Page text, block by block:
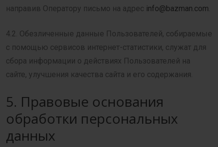
направив Оператору письмо на адрес info@bazman.com.
4.2. Обезличенные данные Пользователей, собираемые
с помощью сервисов интернет-статистики, служат для
сбора информации о действиях Пользователей на
сайте, улучшения качества сайта и его содержания.
5. Правовые основания
обработки персональных
данных